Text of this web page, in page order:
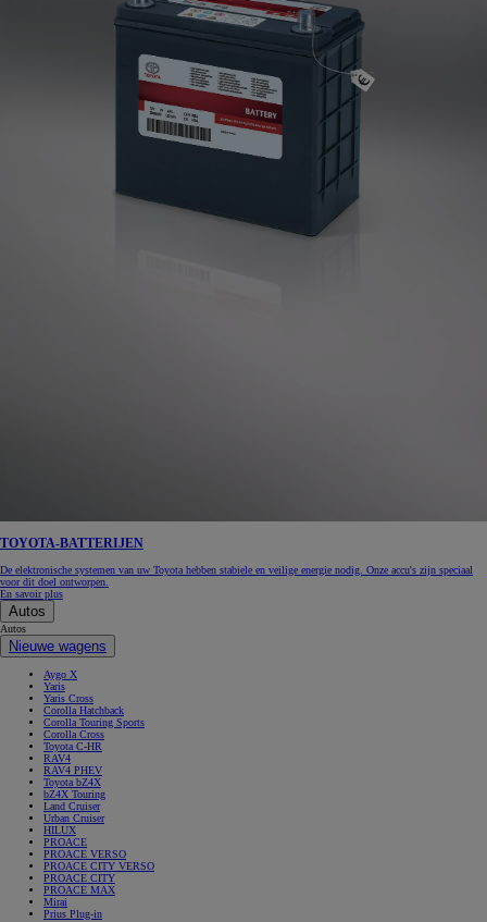
TOYOTA-BATTERIJEN
De elektronische systemen van uw Toyota hebben stabiele en veilige energie nodig. Onze accu's zijn speciaal
voor dit doel ontworpen.
En savoir plus
Autos
Autos
Nieuwe wagens
Aygo X
Yaris
Yaris Cross
Corolla Hatchback
Corolla Touring Sports
Corolla Cross
Toyota C-HR
RAV4
RAV4 PHEV
Toyota bZ4X
bZ4X Touring
Land Cruiser
Urban Cruiser
HILUX
PROACE
PROACE VERSO
PROACE CITY VERSO
PROACE CITY
PROACE MAX
Mirai
Prius Plug-in